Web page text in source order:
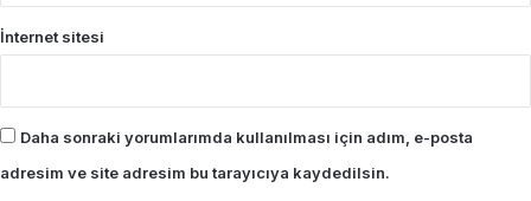
İnternet sitesi
Daha sonraki yorumlarımda kullanılması için adım, e-posta
adresim ve site adresim bu tarayıcıya kaydedilsin.